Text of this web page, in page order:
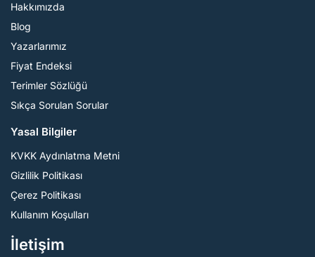
Hakkımızda
Blog
Yazarlarımız
Fiyat Endeksi
Terimler Sözlüğü
Sıkça Sorulan Sorular
Yasal Bilgiler
KVKK Aydınlatma Metni
Gizlilik Politikası
Çerez Politikası
Kullanım Koşulları
İletişim